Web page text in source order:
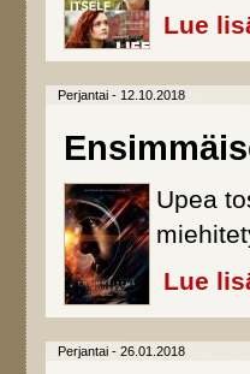
Lue
Perjantai - 12.10.2018
Upea
Lue
Perjantai - 26.01.2018